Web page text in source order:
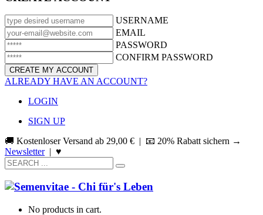
USERNAME
EMAIL
PASSWORD
CONFIRM PASSWORD
ALREADY HAVE AN ACCOUNT?
LOGIN
SIGN UP
🚚 Kostenloser Versand ab 29,00 € | 📧 20% Rabatt sichern →
Newsletter| ♥
No products in cart.